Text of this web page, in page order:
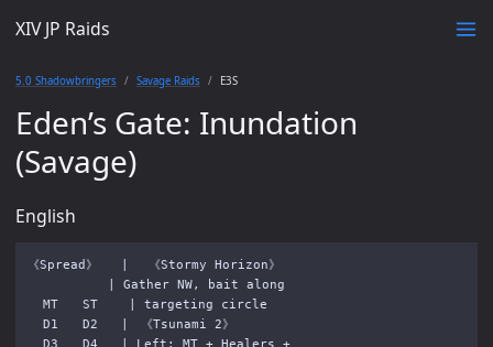
XIV JP Raids
5.0 Shadowbringers Savage Raids E3S
Eden’s Gate: Inundation
(Savage)
English
《Spread》   | 　《Stormy Horizon》
| Gather NW, bait along
  MT　　ST    | targeting circle
  D1　　D2   |　《Tsunami 2》
  D3　　D4   | Left: MT + Healers +